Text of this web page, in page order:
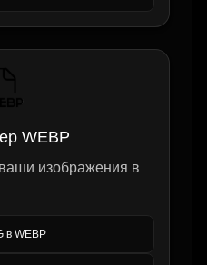
WEBP
изображения в
в WEBP